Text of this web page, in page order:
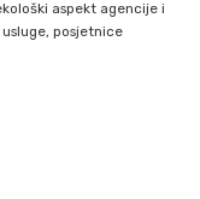
aspekt agencije i
posjetnice